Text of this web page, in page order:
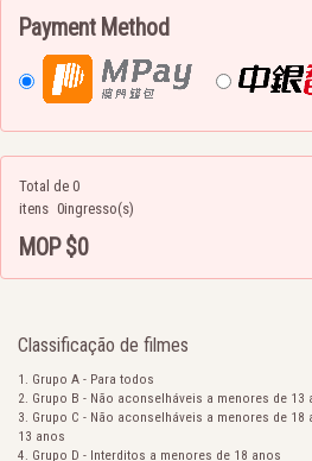
Payment Method
Total de 0
itens 0ingresso(s)
MOP $0
Preço total
Classificação de filmes
Grupo A - Para todos
Grupo B - Não aconselháveis a menores de 13
Grupo C - Não aconselháveis a menores de
13 anos
Grupo D - Interditos a menores de 18 anos